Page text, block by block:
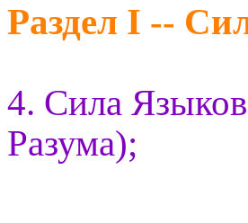
Раздел I --
4. Сила
Разума);